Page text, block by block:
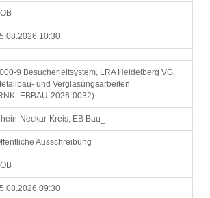
10:30
9 Besucherleitsystem, LRA Heidelberg VG,
und Verglasungsarbeiten
2026-0032)
Neckar-Kreis, EB Bau_
Ausschreibung
09:30